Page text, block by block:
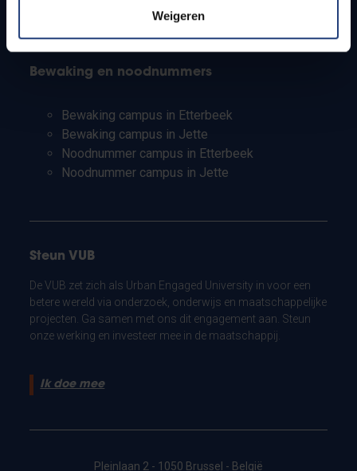
Weigeren
Bewaking en noodnummers
Bewaking campus in Etterbeek
Bewaking campus in Jette
Noodnummer campus in Etterbeek
Noodnummer campus in Jette
Steun VUB
De VUB zet zich als Urban Engaged University in voor een
betere wereld via onderzoek, onderwijs en maatschappelijke
projecten. Ga samen met ons dit engagement aan. Steun
onze werking en investeer mee in de maatschappij.
Ik doe mee
Pleinlaan 2 - 1050 Brussel - België